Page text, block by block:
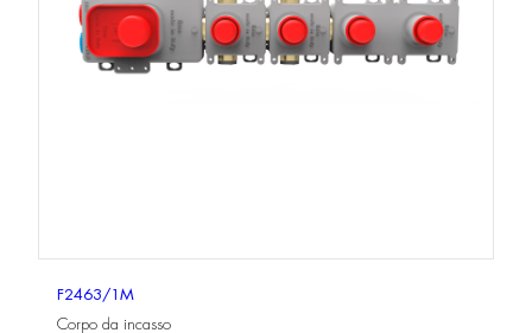
F2463/1M
Corpo da incasso